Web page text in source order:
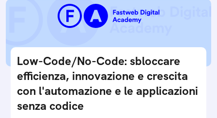
Low-Code/No-Code: sbloccare
efficienza, innovazione e crescita
con l'automazione e le applicazioni
senza codice